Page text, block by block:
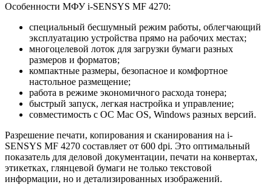
Особенности МФУ i-SENSYS MF 4270:
специальный бесшумный режим работы, облегчающий
эксплуатацию устройства прямо на рабочих местах;
многоцелевой лоток для загрузки бумаги разных
размеров и форматов;
компактные размеры, безопасное и комфортное
настольное размещение;
работа в режиме экономичного расхода тонера;
быстрый запуск, легкая настройка и управление;
совместимость с ОС Mac OS, Windows разных версий.
Разрешение печати, копирования и сканирования на i-
SENSYS MF 4270 составляет от 600 dpi. Это оптимальный
показатель для деловой документации, печати на конвертах,
этикетках, глянцевой бумаги не только текстовой
информации, но и детализированных изображений.